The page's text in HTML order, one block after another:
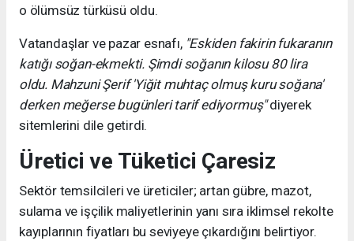
o ölümsüz türküsü oldu.
Vatandaşlar ve pazar esnafı, "Eskiden fakirin fukaranın
katığı soğan-ekmekti. Şimdi soğanın kilosu 80 lira
oldu. Mahzuni Şerif 'Yiğit muhtaç olmuş kuru soğana'
derken meğerse bugünleri tarif ediyormuş"diyerek
sitemlerini dile getirdi.
Üretici ve Tüketici Çaresiz
Sektör temsilcileri ve üreticiler; artan gübre, mazot,
sulama ve işçilik maliyetlerinin yanı sıra iklimsel rekolte
kayıplarının fiyatları bu seviyeye çıkardığını belirtiyor.